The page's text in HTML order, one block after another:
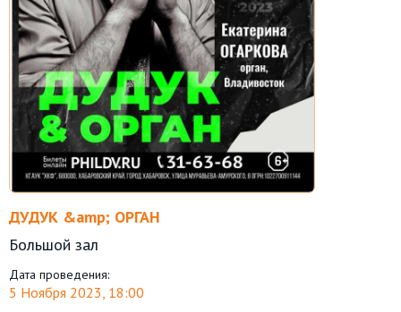
ДУДУК &amp; ОРГАН
Большой зал
Дата проведения:
5 Ноября 2023, 18:00